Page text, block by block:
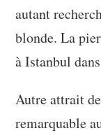
autant
blonde. La
à Istanbul
Autre attrait
remarquable